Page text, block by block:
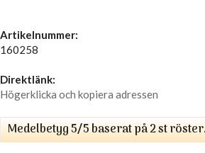
Artikelnummer:
160258
Direktlänk:
Högerklicka och kopiera adressen
Medelbetyg5/5 baserat på2st